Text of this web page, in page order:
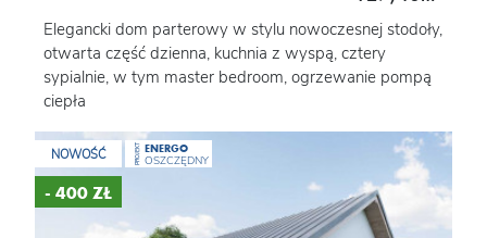
Elegancki dom parterowy w stylu nowoczesnej stodoły,
otwarta część dzienna, kuchnia z wyspą, cztery
sypialnie, w tym master bedroom, ogrzewanie pompą
ciepła
NOWOŚĆ PROJEKT ENERGO
OSZCZĘDNY
- 400 ZŁ